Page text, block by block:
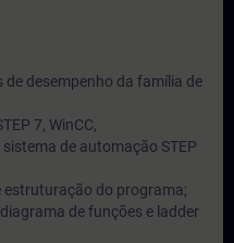
de desempenho da família de
7, WinCC,
de automação STEP
estruturação do programa;
de funções e ladder